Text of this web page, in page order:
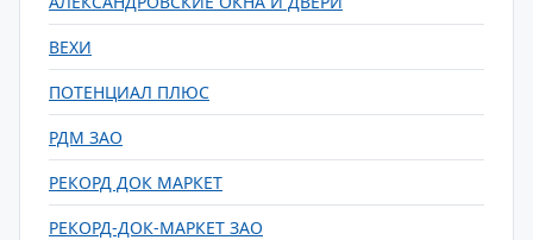
ВЕХИ
ПОТЕНЦИАЛ ПЛЮС
РДМ ЗАО
РЕКОРД ДОК МАРКЕТ
РЕКОРД-ДОК-МАРКЕТ ЗАО